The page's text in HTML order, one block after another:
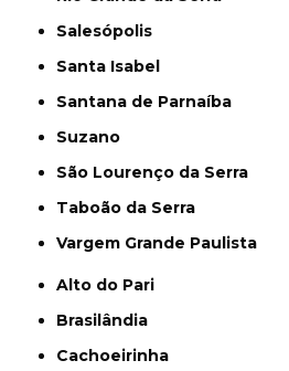
Salesópolis
Santa Isabel
Santana de Parnaíba
Suzano
São Lourenço da Serra
Taboão da Serra
Vargem Grande Paulista
Alto do Pari
Brasilândia
Cachoeirinha